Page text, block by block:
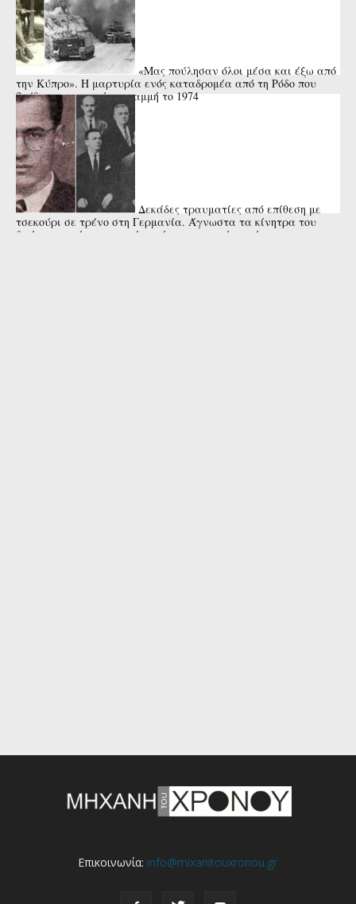
«Μας πούλησαν όλοι μέσα και έξω από
την Κύπρο». Η μαρτυρία ενός καταδρομέα από τη Ρόδο που
βρέθηκε στην πρώτη γραμμή το 1974
Δεκάδες τραυματίες από επίθεση με
τσεκούρι σε τρένο στη Γερμανία. Άγνωστα τα κίνητρα του
δράστη που έπεσε νεκρός από αστυνομικά πυρά
Επικοινωνία: info@mixanitouxronou.gr